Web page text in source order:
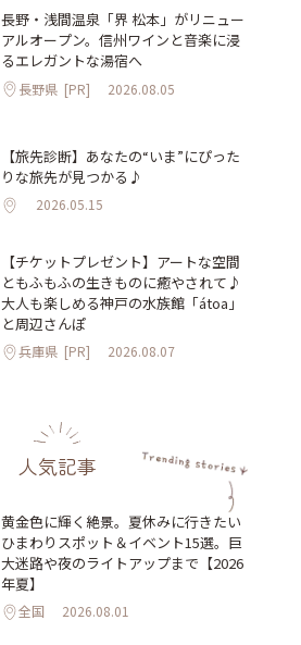
長野・浅間温泉「界 松本」がリニュー
アルオープン。信州ワインと音楽に浸
るエレガントな湯宿へ
長野県 [PR] 2026.08.05
【旅先診断】あなたの“いま”にぴった
りな旅先が見つかる♪
2026.05.15
【チケットプレゼント】アートな空間
ともふもふの生きものに癒やされて♪
大人も楽しめる神戸の水族館「átoa」
と周辺さんぽ
兵庫県 [PR] 2026.08.07
人気記事
黄金色に輝く絶景。夏休みに行きたい
ひまわりスポット＆イベント15選。巨
大迷路や夜のライトアップまで【2026
年夏】
全国 2026.08.01